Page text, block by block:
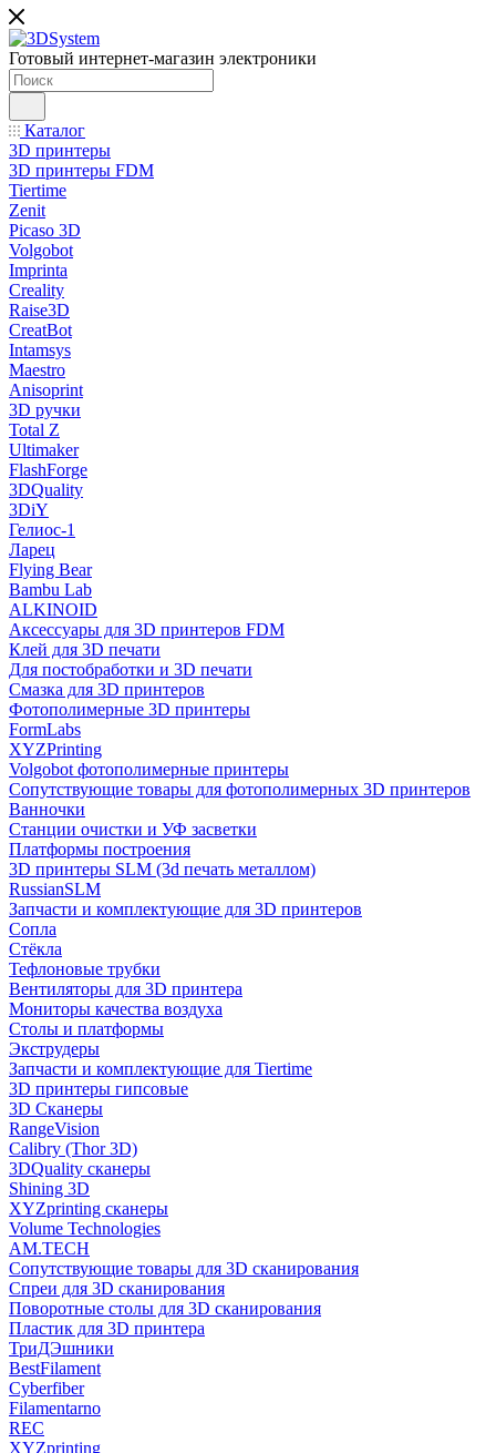
Готовый интернет-магазин электроники
Каталог
3D принтеры
3D принтеры FDM
Tiertime
Zenit
Picaso 3D
Volgobot
Imprinta
Creality
Raise3D
CreatBot
Intamsys
Maestro
Anisoprint
3D ручки
Total Z
Ultimaker
FlashForge
3DQuality
3DiY
Гелиос-1
Ларец
Flying Bear
Bambu Lab
ALKINOID
Аксессуары для 3D принтеров FDM
Клей для 3D печати
Для постобработки и 3D печати
Смазка для 3D принтеров
Фотополимерные 3D принтеры
FormLabs
XYZPrinting
Volgobot фотополимерные принтеры
Сопутствующие товары для фотополимерных 3D принтеров
Ванночки
Станции очистки и УФ засветки
Платформы построения
3D принтеры SLM (3d печать металлом)
RussianSLM
Запчасти и комплектующие для 3D принтеров
Сопла
Cтёкла
Тефлоновые трубки
Вентиляторы для 3D принтера
Мониторы качества воздуха
Столы и платформы
Экструдеры
Запчасти и комплектующие для Tiertime
3D принтеры гипсовые
3D Сканеры
RangeVision
Calibry (Thor 3D)
3DQuality сканеры
Shining 3D
XYZprinting сканеры
Volume Technologies
AM.TECH
Сопутствующие товары для 3D сканирования
Спреи для 3D сканирования
Поворотные столы для 3D сканирования
Пластик для 3D принтера
ТриДЭшники
BestFilament
Cyberfiber
Filamentarno
REC
XYZprinting